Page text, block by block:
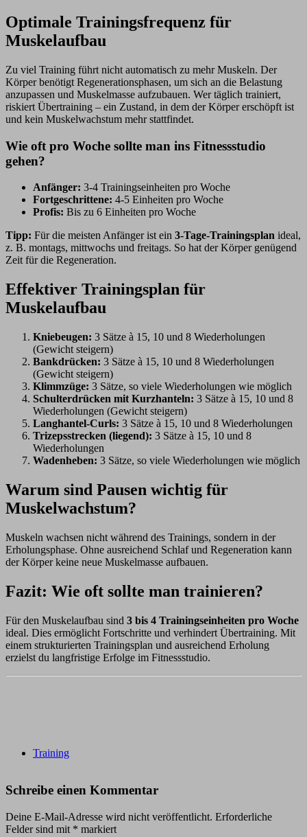
Optimale Trainingsfrequenz für
Muskelaufbau
Zu viel Training führt nicht automatisch zu mehr Muskeln. Der
Körper benötigt Regenerationsphasen, um sich an die Belastung
anzupassen und Muskelmasse aufzubauen. Wer täglich trainiert,
riskiert Übertraining – ein Zustand, in dem der Körper erschöpft ist
und kein Muskelwachstum mehr stattfindet.
Wie oft pro Woche sollte man ins Fitnessstudio
gehen?
Anfänger: 3-4 Trainingseinheiten pro Woche
Fortgeschrittene: 4-5 Einheiten pro Woche
Profis: Bis zu 6 Einheiten pro Woche
Tipp: Für die meisten Anfänger ist ein 3-Tage-Trainingsplan ideal,
z. B. montags, mittwochs und freitags. So hat der Körper genügend
Zeit für die Regeneration.
Effektiver Trainingsplan für
Muskelaufbau
Kniebeugen: 3 Sätze à 15, 10 und 8 Wiederholungen
(Gewicht steigern)
Bankdrücken: 3 Sätze à 15, 10 und 8 Wiederholungen
(Gewicht steigern)
Klimmzüge: 3 Sätze, so viele Wiederholungen wie möglich
Schulterdrücken mit Kurzhanteln: 3 Sätze à 15, 10 und 8
Wiederholungen (Gewicht steigern)
Langhantel-Curls: 3 Sätze à 15, 10 und 8 Wiederholungen
Trizepsstrecken (liegend): 3 Sätze à 15, 10 und 8
Wiederholungen
Wadenheben: 3 Sätze, so viele Wiederholungen wie möglich
Warum sind Pausen wichtig für
Muskelwachstum?
Muskeln wachsen nicht während des Trainings, sondern in der
Erholungsphase. Ohne ausreichend Schlaf und Regeneration kann
der Körper keine neue Muskelmasse aufbauen.
Fazit: Wie oft sollte man trainieren?
Für den Muskelaufbau sind 3 bis 4 Trainingseinheiten pro Woche
ideal. Dies ermöglicht Fortschritte und verhindert Übertraining. Mit
einem strukturierten Trainingsplan und ausreichend Erholung
erzielst du langfristige Erfolge im Fitnessstudio.
Training
Schreibe einen Kommentar
Deine E-Mail-Adresse wird nicht veröffentlicht. Erforderliche
Felder sind mit * markiert